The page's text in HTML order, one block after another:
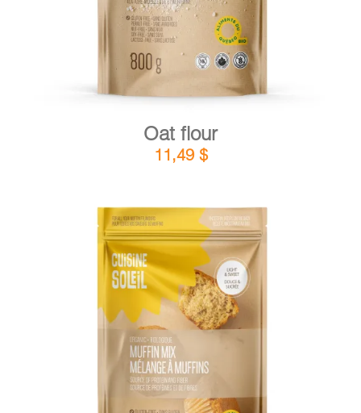
Oat flour
11,49 $
ADD TO CART